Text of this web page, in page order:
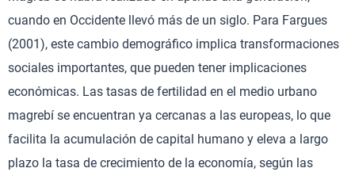
cuando en Occidente llevó más de un siglo. Para Fargues
(2001), este cambio demográfico implica transformaciones
sociales importantes, que pueden tener implicaciones
económicas. Las tasas de fertilidad en el medio urbano
magrebí se encuentran ya cercanas a las europeas, lo que
facilita la acumulación de capital humano y eleva a largo
plazo la tasa de crecimiento de la economía, según las